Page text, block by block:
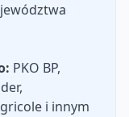
PKO BP,
i innym